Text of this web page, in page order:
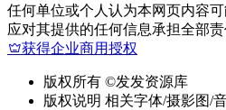
任何单位或个人认为本网页内容
应对其提供的任何信息承担全部
获得企业商用授权
版权所有 ©发发资源库
版权说明 相关字体/摄影图/